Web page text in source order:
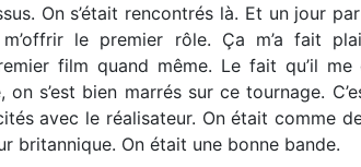
On s’était rencontrés là. Et un jour
le premier rôle. Ça m’a fait
film quand même. Le fait qu’il me
s’est bien marrés sur ce tournage.
avec le réalisateur. On était comme
britannique. On était une bonne bande.